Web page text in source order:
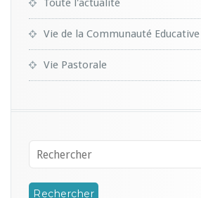
Toute l'actualité
Vie de la Communauté Educative
Vie Pastorale